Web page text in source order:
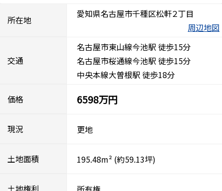
所在地
愛知県名古屋市千種区松軒２丁目
周辺地図
交通
名古屋市東山線今池駅 徒歩15分
名古屋市桜通線今池駅 徒歩15分
中央本線大曽根駅 徒歩18分
価格 6598万円
現況 更地
土地面積 195.48m² (約59.13坪)
土地権利